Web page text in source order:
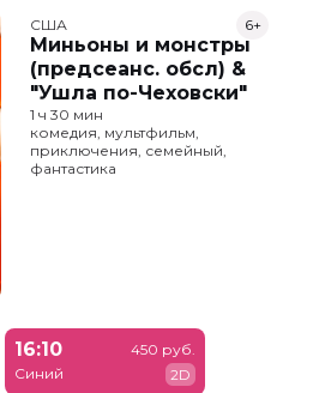
США
Миньоны и монстры
(предсеанс. обсл) &
"Ушла по-Чеховски"
6+
1 ч 30 мин
комедия, мультфильм,
приключения, семейный,
фантастика
16:10
Синий
450 руб.
2D